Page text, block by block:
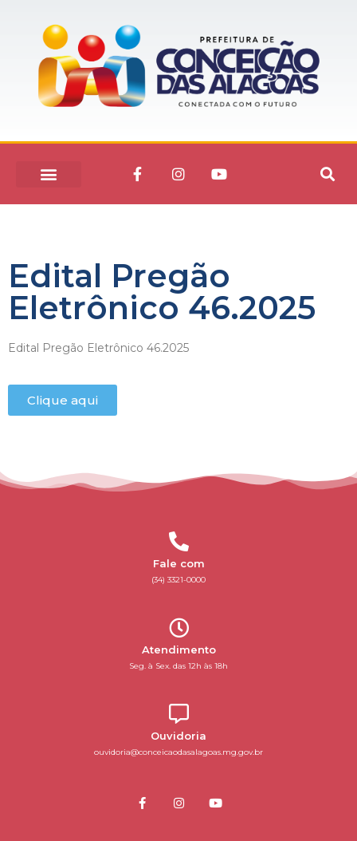
Edital Pregão
Eletrônico 46.2025
Edital Pregão Eletrônico 46.2025
Clique aqui
Fale com
(34) 3321-0000
Atendimento
Seg. à Sex. das 12h às 18h
Ouvidoria
ouvidoria@conceicaodasalagoas.mg.gov.br